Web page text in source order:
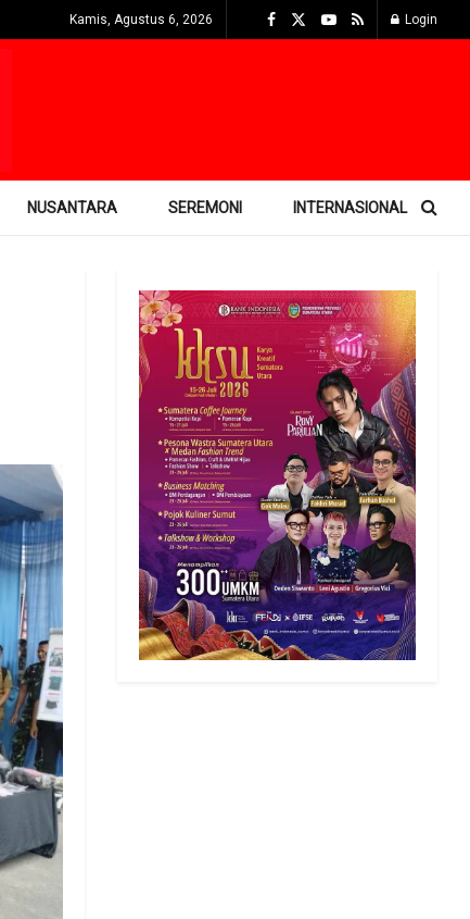
Kamis, Agustus 6, 2026 Login
NUSANTARA SEREMONI INTERNASIONAL